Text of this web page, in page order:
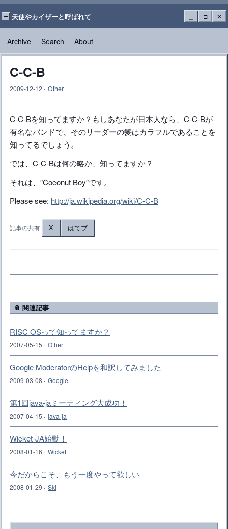
天使やカイザーと呼ばれて □ ✕
Archive Search About
C-C-B
2009-12-12 · Other
C-C-Bを知ってますか？もしあなたが日本人なら、C-C-Bが
有名なバンドで、そのリーダーの髪はカラフルであることを
知ってるでしょう。
では、C-C-Bは何の略か、知ってますか？
それは、”Coconut Boy”です。
Please see: http://ja.wikipedia.org/wiki/C-C-B
記事の共有: X はてブ
📎 関連記事
RISC OSって知ってますか？
2007-05-15 · Other
Google ModeratorのHelpを和訳してみました
2009-03-08 · Google
第1回java-jaミーティング大成功！
2007-04-15 · java-ja
Wicket-JA始動！
2008-01-16 · Wicket
今だからこそ、もう一度やって欲しい
2008-01-29 · Ski